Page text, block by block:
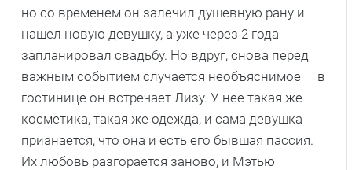
но со временем он залечил душевную рану и
нашел новую девушку, а уже через 2 года
запланировал свадьбу. Но вдруг, снова перед
важным событием случается необъяснимое — в
гостинице он встречает Лизу. У нее такая же
косметика, такая же одежда, и сама девушка
признается, что она и есть его бывшая пассия.
Их любовь разгорается заново, и Мэтью